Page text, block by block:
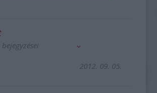
2012. 09. 05.